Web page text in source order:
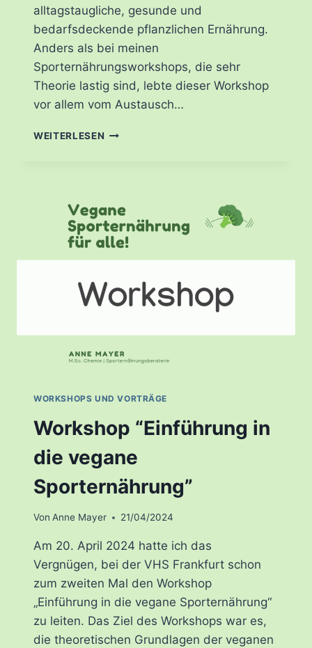
alltagstaugliche, gesunde und
bedarfsdeckende pflanzlichen Ernährung.
Anders als bei meinen
Sporternährungsworkshops, die sehr
Theorie lastig sind, lebte dieser Workshop
vor allem vom Austausch…
WEITERLESEN RÜCKBLICK:
ERNÄHRUNG
IM
ALLTAG“
IN
WIESBADEN
WORKSHOPS UND VORTRÄGE
Workshop “Einführung in
die vegane
Sporternährung”
Von Anne Mayer 21/04/2024
Am 20. April 2024 hatte ich das
Vergnügen, bei der VHS Frankfurt schon
zum zweiten Mal den Workshop
„Einführung in die vegane Sporternährung“
zu leiten. Das Ziel des Workshops war es,
die theoretischen Grundlagen der veganen